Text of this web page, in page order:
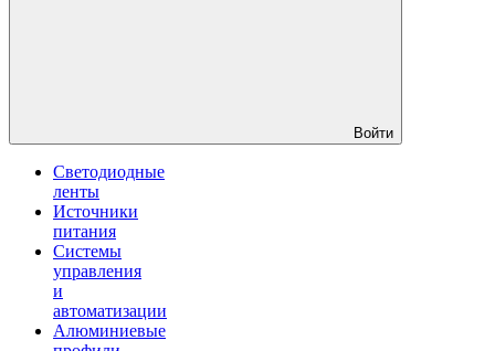
Войти
Светодиодные
ленты
Источники
питания
Системы
управления
и
автоматизации
Алюминиевые